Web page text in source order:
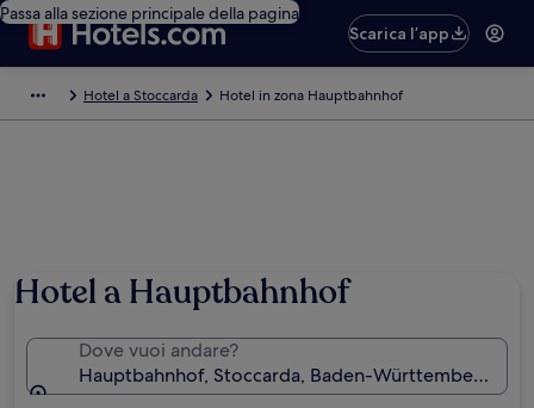
Passa alla sezione principale della pagina
Scarica l’app
Hotel a Stoccarda Hotel in zona Hauptbahnhof
Hotel a Hauptbahnhof
Dove vuoi andare?
Hauptbahnhof, Stoccarda, Baden-Württemberg,